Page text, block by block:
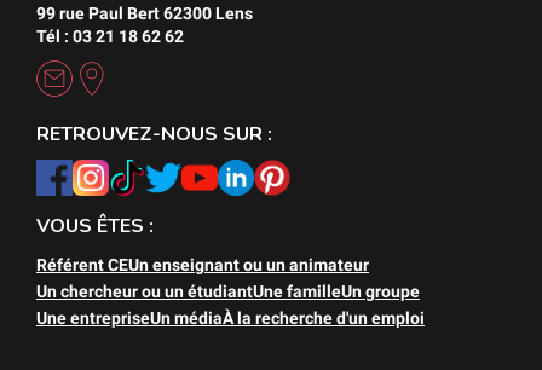
99 rue Paul Bert 62300 Lens
Tél : 03 21 18 62 62
RETROUVEZ-NOUS SUR :
VOUS ÊTES :
Référent CEUn enseignant ou un animateur
Un chercheur ou un étudiantUne familleUn groupe
Une entrepriseUn médiaÀ la recherche d'un emploi